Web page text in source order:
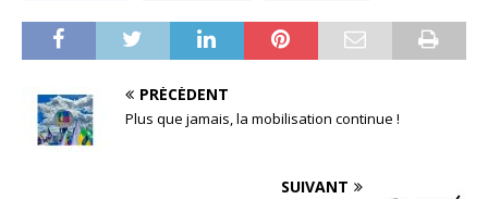
PRÉCÉDENT
Plus que jamais, la mobilisation continue !
SUIVANT